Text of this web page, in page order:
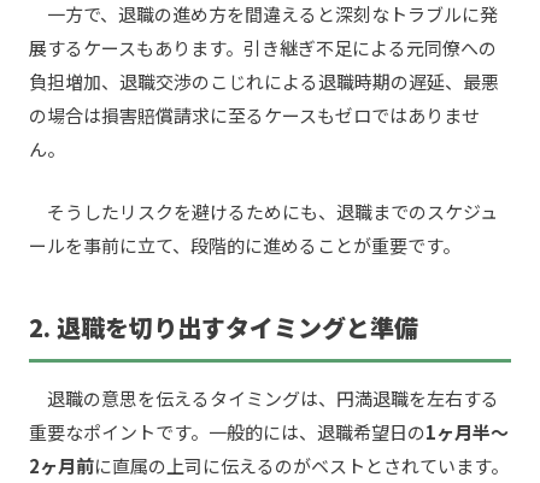
一方で、退職の進め方を間違えると深刻なトラブルに発
展するケースもあります。引き継ぎ不足による元同僚への
負担増加、退職交渉のこじれによる退職時期の遅延、最悪
の場合は損害賠償請求に至るケースもゼロではありませ
ん。
そうしたリスクを避けるためにも、退職までのスケジュ
ールを事前に立て、段階的に進めることが重要です。
2. 退職を切り出すタイミングと準備
退職の意思を伝えるタイミングは、円満退職を左右する
重要なポイントです。一般的には、退職希望日の1ヶ月半〜
2ヶ月前に直属の上司に伝えるのがベストとされています。